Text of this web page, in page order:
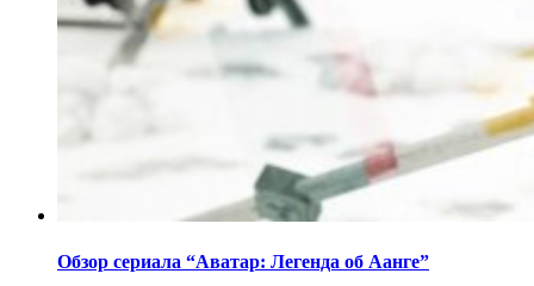
Обзор сериала “Аватар: Легенда об Аанге”